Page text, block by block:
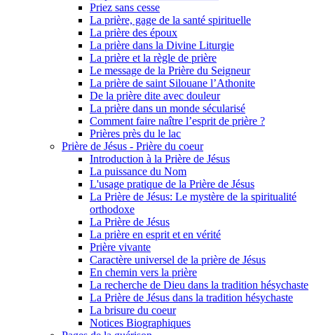
Priez sans cesse
La prière, gage de la santé spirituelle
La prière des époux
La prière dans la Divine Liturgie
La prière et la règle de prière
Le message de la Prière du Seigneur
La prière de saint Silouane l’Athonite
De la prière dite avec douleur
La prière dans un monde sécularisé
Comment faire naître l’esprit de prière ?
Prières près du le lac
Prière de Jésus - Prière du coeur
Introduction à la Prière de Jésus
La puissance du Nom
L'usage pratique de la Prière de Jésus
La Prière de Jésus: Le mystère de la spiritualité
orthodoxe
La Prière de Jésus
La prière en esprit et en vérité
Prière vivante
Caractère universel de la prière de Jésus
En chemin vers la prière
La recherche de Dieu dans la tradition hésychaste
La Prière de Jésus dans la tradition hésychaste
La brisure du coeur
Notices Biographiques